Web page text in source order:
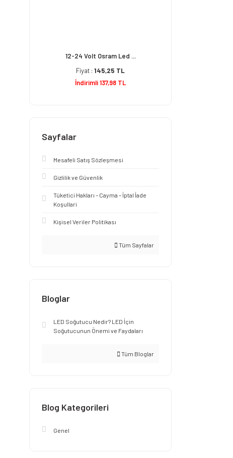
12-24 Volt Osram Led ...
Fiyat : 145,25 TL
İndirimli 137,98 TL
Sayfalar
Mesafeli Satış Sözleşmesi
Gizlilik ve Güvenlik
Tüketici Hakları – Cayma – İptal İade
Koşullari
Kişisel Veriler Politikası
Tüm Sayfalar
Bloglar
LED Soğutucu Nedir? LED İçin
Soğutucunun Önemi ve Faydaları
Tüm Bloglar
Blog Kategorileri
Genel